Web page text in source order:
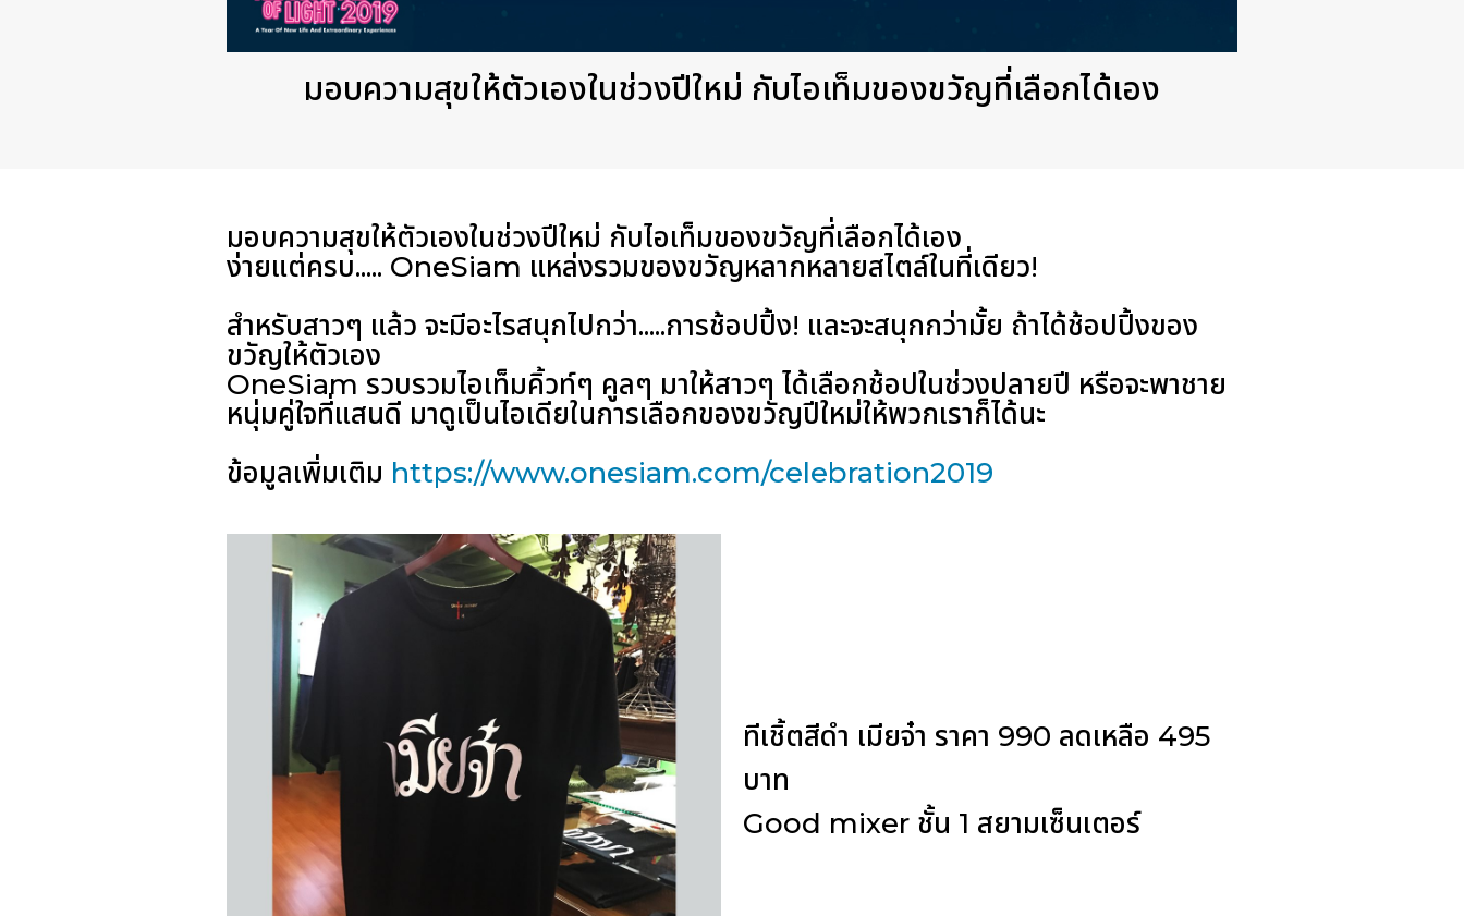
มอบความสุขให้ตัวเองในช่วงปีใหม่ กับไอเท็มของขวัญที่เลือกได้เอง
มอบความสุขให้ตัวเองในช่วงปีใหม่ กับไอเท็มของขวัญที่เลือกได้เอง
ง่ายแต่ครบ..... OneSiam แหล่งรวมของขวัญหลากหลายสไตล์ในที่เดียว!
สำหรับสาวๆ แล้ว จะมีอะไรสนุกไปกว่า.....การช้อปปิ้ง! และจะสนุกกว่ามั้ย ถ้าได้ช้อปปิ้งของ
ขวัญให้ตัวเอง
OneSiam รวบรวมไอเท็มคิ้วท์ๆ คูลๆ มาให้สาวๆ ได้เลือกช้อปในช่วงปลายปี หรือจะพาชาย
หนุ่มคู่ใจที่แสนดี มาดูเป็นไอเดียในการเลือกของขวัญปีใหม่ให้พวกเราก็ได้นะ
ข้อมูลเพิ่มเติม https://www.onesiam.com/celebration2019
ทีเชิ้ตสีดำ เมียจ๋า ราคา 990 ลดเหลือ 495
บาท
Good mixer ชั้น 1 สยามเซ็นเตอร์